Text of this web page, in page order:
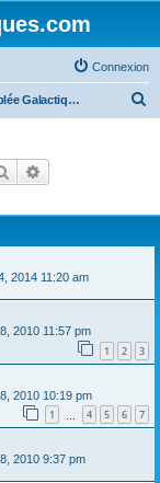
Connexion
L'Assemblée Galactique
Rechercher
2014 11:20 am
2010 11:57 pm
1 2 3
2010 10:19 pm
1 4 5 6 7
2010 9:37 pm